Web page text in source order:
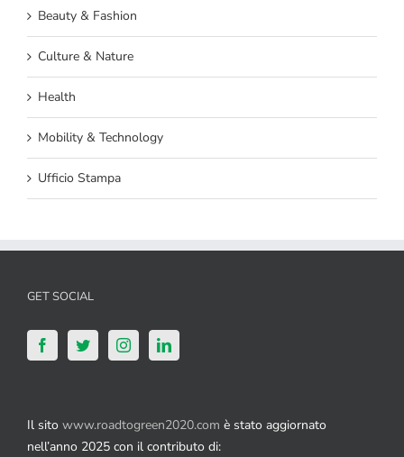
Beauty & Fashion
Culture & Nature
Health
Mobility & Technology
Ufficio Stampa
GET SOCIAL
Il sito www.roadtogreen2020.com è stato aggiornato
nell’anno 2025 con il contributo di: